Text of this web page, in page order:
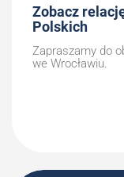
Zobacz
Polskich
Zapraszamy do
we Wrocławiu.